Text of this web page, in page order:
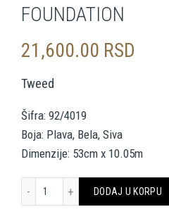
FOUNDATION
21,600.00 RSD
Tweed
Šifra: 92/4019
Boja: Plava, Bela, Siva
Dimenzije: 53cm x 10.05m
DODAJ U KORPU